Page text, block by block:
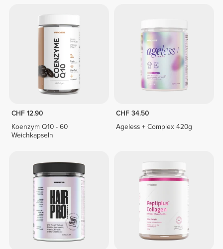
CHF 12.90
Koenzym Q10 - 60
Weichkapseln
CHF 34.50
Ageless + Complex 420g